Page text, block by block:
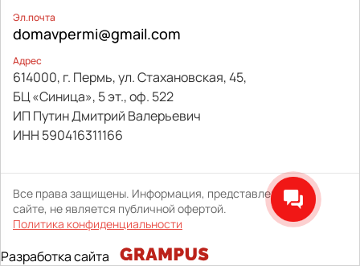
Эл.почта
domavpermi@gmail.com
Адрес
614000, г. Пермь, ул. Стахановская, 45,
БЦ «Синица», 5 эт., оф. 522
ИП Путин Дмитрий Валерьевич
ИНН 590416311166
Все права защищены. Информация, представленная на
сайте, не является публичной офертой.
Политика конфиденциальности
Разработка сайта